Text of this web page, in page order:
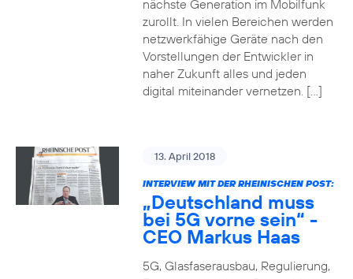
nächste Generation im Mobilfunk
zurollt. In vielen Bereichen werden
netzwerkfähige Geräte nach den
Vorstellungen der Entwickler in
naher Zukunft alles und jeden
digital miteinander vernetzen. […]
13. April 2018
INTERVIEW MIT DER RHEINISCHEN POST:
„Deutschland muss
bei 5G vorne sein“ -
CEO Markus Haas
5G, Glasfaserausbau, Regulierung,